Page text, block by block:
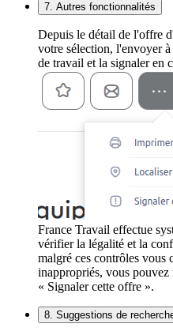
7. Autres fonctionnalités
Depuis le détail de l'offre
votre sélection, l'envoyer
de travail et la signaler en
France Travail effectue
vérifier la légalité et la
malgré ces contrôles vous
inappropriés, vous
« Signaler cette offre ».
8. Suggestions de